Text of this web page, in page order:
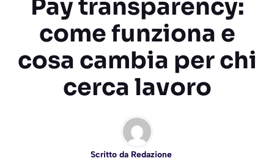
Pay transparency:
come funziona e
cosa cambia per chi
cerca lavoro
Scritto da Redazione